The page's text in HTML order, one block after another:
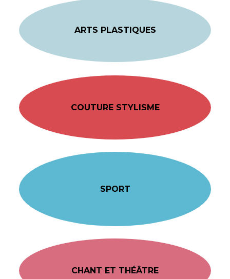
ARTS PLASTIQUES
COUTURE STYLISME
SPORT
CHANT ET THÉÂTRE